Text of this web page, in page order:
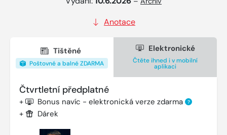
Anotace
Tištěné
Poštovné a balné ZDARMA
Elektronické
Čtěte ihned i v mobilní
aplikaci
Čtvrtletní předplatné
+ Bonus navíc - elektronická verze zdarma ?
+ Dárek